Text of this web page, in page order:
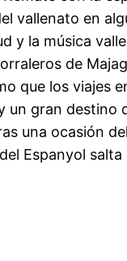
vallenato en
y la música
de
que los viajes
un gran
una ocasión
Espanyol